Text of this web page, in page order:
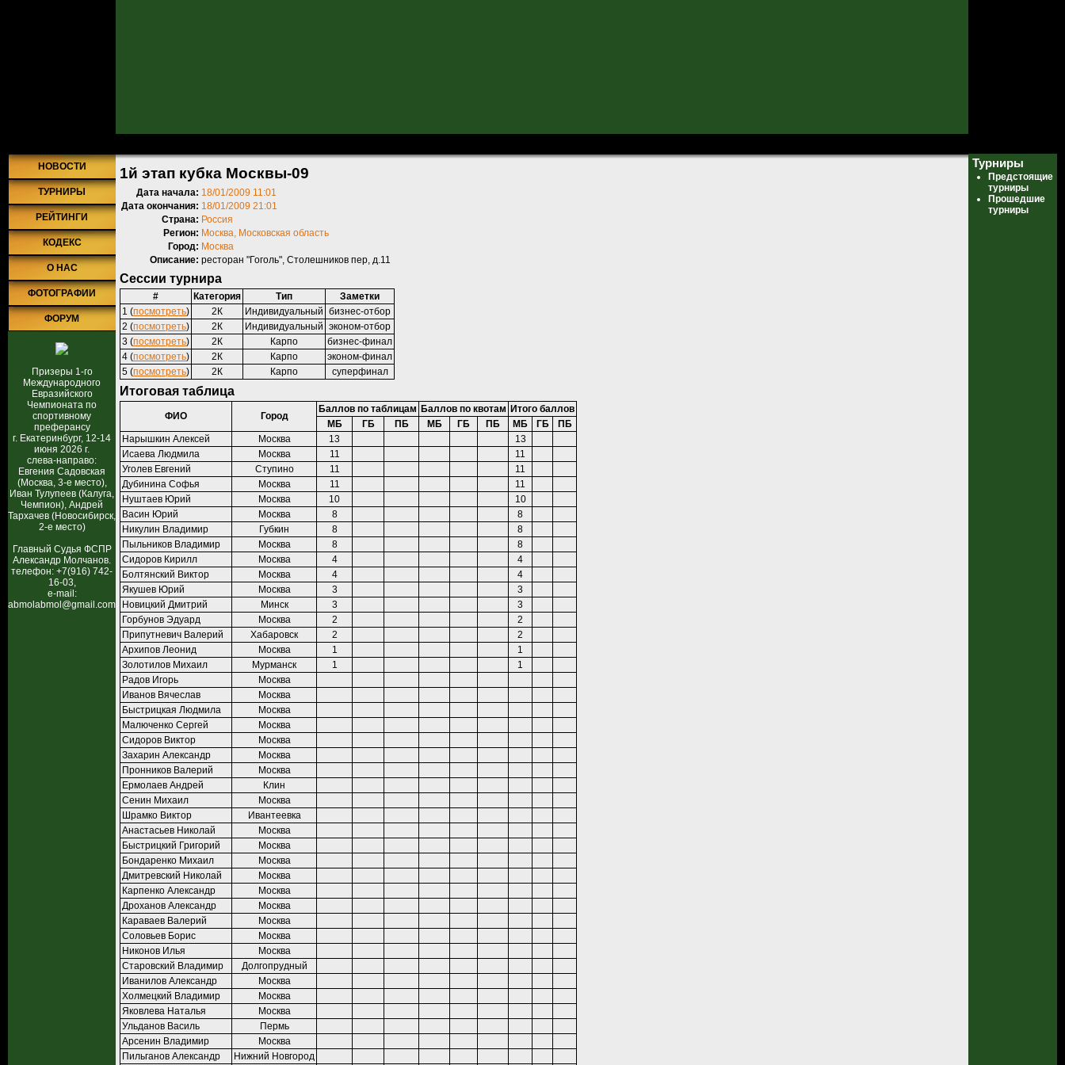
НОВОСТИ
ТУРНИРЫ
РЕЙТИНГИ
КОДЕКС
О НАС
ФОТОГРАФИИ
ФОРУМ
Призеры 1-го
Международного
Евразийского
Чемпионата по
спортивному
преферансу
г. Екатеринбург, 12-14
июня 2026 г.
слева-направо:
Евгения Садовская
(Москва, 3-е место),
Иван Тулупеев (Калуга,
Чемпион), Андрей
Тархачев (Новосибирск,
2-е место)
Главный Судья ФСПР
Александр Молчанов.
телефон: +7(916) 742-
16-03,
e-mail:
abmolabmol@gmail.com
1й этап кубка Москвы-09
Дата начала: 18/01/2009 11:01
Дата окончания: 18/01/2009 21:01
Страна: Россия
Регион: Москва, Московская область
Город: Москва
Описание: ресторан "Гоголь", Столешников пер, д.11
Сессии турнира
# Категория Тип
Заметки
1 (посмотреть) 2К Индивидуальный бизнес-отбор
2 (посмотреть) 2К Индивидуальный эконом-отбор
3 (посмотреть) 2К Карпо
бизнес-финал
4 (посмотреть) 2К Карпо
эконом-финал
5 (посмотреть) 2К Карпо суперфинал
Итоговая таблица
ФИО Город
Баллов по таблицам Баллов по квотам Итого баллов
МБ
ГБ ПБ МБ ГБ ПБ МБ ГБ
ПБ
Нарышкин Алексей
Москва 13
13
Исаева Людмила
Москва 11
11
Уголев Евгений
Ступино 11
11
Дубинина Софья
Москва 11
11
Нуштаев Юрий
Москва 10
10
Васин Юрий
Москва 8
8
Никулин Владимир
Губкин 8
8
Пыльников Владимир
Москва 8
8
Сидоров Кирилл
Москва 4
4
Болтянский Виктор
Москва 4
4
Якушев Юрий
Москва 3
3
Новицкий Дмитрий
Минск 3
3
Горбунов Эдуард
Москва 2
2
Припутневич Валерий
Хабаровск 2
2
Архипов Леонид
Москва 1
1
Золотилов Михаил
Мурманск 1
1
Радов Игорь
Москва
Иванов Вячеслав
Москва
Быстрицкая Людмила
Москва
Малюченко Сергей
Москва
Сидоров Виктор
Москва
Захарин Александр
Москва
Пронников Валерий
Москва
Ермолаев Андрей
Клин
Сенин Михаил
Москва
Шрамко Виктор
Ивантеевка
Анастасьев Николай
Москва
Быстрицкий Григорий
Москва
Бондаренко Михаил
Москва
Дмитревский Николай
Москва
Карпенко Александр
Москва
Дроханов Александр
Москва
Караваев Валерий
Москва
Соловьев Борис
Москва
Никонов Илья
Москва
Старовский Владимир
Долгопрудный
Иванилов Александр
Москва
Холмецкий Владимир
Москва
Яковлева Наталья
Москва
Ульданов Василь
Пермь
Арсенин Владимир
Москва
Пильганов Александр
Нижний Новгород
Турниры
Предстоящие
турниры
Прошедшие
турниры